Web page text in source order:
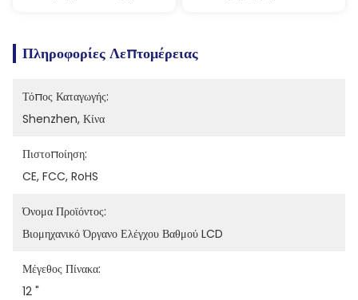
Πληροφορίες Λεπτομέρειας
Τόπος Καταγωγής:
Shenzhen, Κίνα
Πιστοποίηση:
CE, FCC, RoHS
Όνομα Προϊόντος:
Βιομηχανικό Όργανο Ελέγχου Βαθμού LCD
Μέγεθος Πίνακα:
12 "